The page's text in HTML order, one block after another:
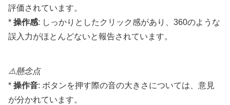
評価されています。
* 操作感: しっかりとしたクリック感があり、360のような
誤入力がほとんどないと報告されています。
⚠️懸念点
* 操作音: ボタンを押す際の音の大きさについては、意見
が分かれています。